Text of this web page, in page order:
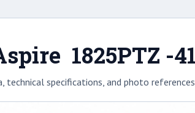
1825PTZ -
technical specifications, and photo